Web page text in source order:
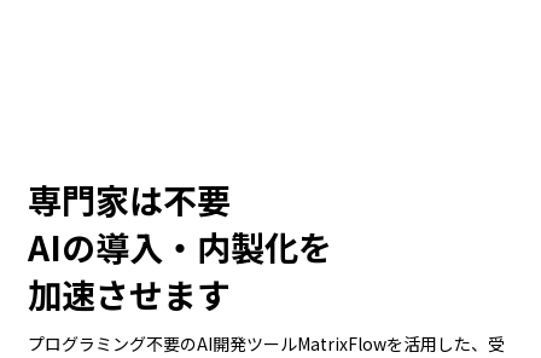
専門家は不要
AIの導入・内製化を
加速させます
プログラミング不要のAI開発ツールMatrixFlowを活用した、 受